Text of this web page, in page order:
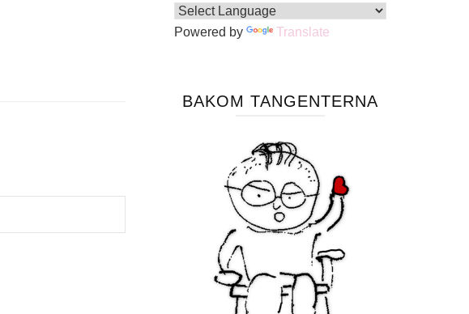
Powered by Translate
BAKOM TANGENTERNA